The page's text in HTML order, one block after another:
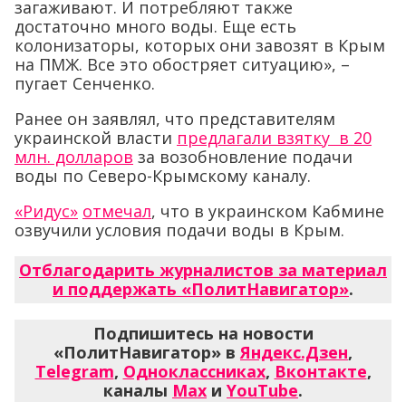
загаживают. И потребляют также
достаточно много воды. Еще есть
колонизаторы, которых они завозят в Крым
на ПМЖ. Все это обостряет ситуацию», –
пугает Сенченко.
Ранее он заявлял, что представителям
украинской власти предлагали взятку в 20
млн. долларов за возобновление подачи
воды по Северо-Крымскому каналу.
«Ридус» отмечал, что в украинском Кабмине
озвучили условия подачи воды в Крым.
Отблагодарить журналистов за материал
и поддержать «ПолитНавигатор».
Подпишитесь на новости
«ПолитНавигатор» вЯндекс.Дзен,
Telegram, Одноклассниках, Вконтакте,
каналы Max и YouTube.